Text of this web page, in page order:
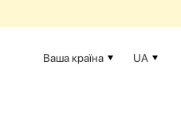
Ваша країна UA